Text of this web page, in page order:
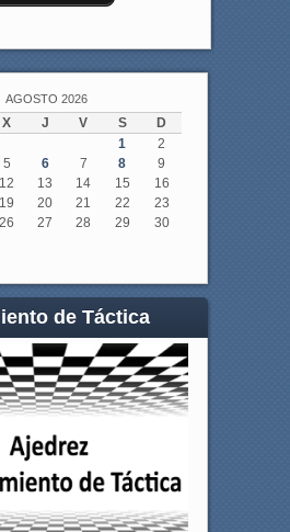
AGOSTO 2026
X J V S
D
1
2
5 6 7 8
9
12 13 14 15
16
19 20 21 22
23
26 27 28 29
30
de Táctica